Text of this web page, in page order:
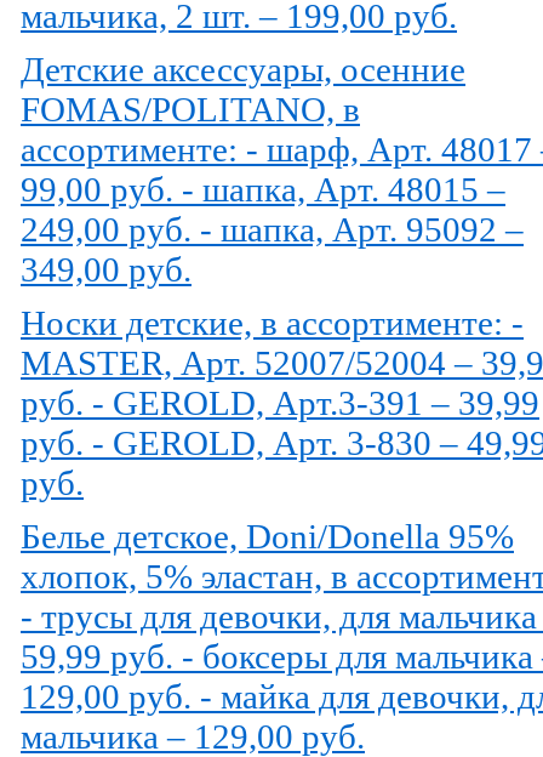
мальчика, 2 шт. – 199,00 руб.
Детские аксессуары, осенние
FOMAS/POLITANO, в
ассортименте: - шарф, Арт. 48017
99,00 руб. - шапка, Арт. 48015 –
249,00 руб. - шапка, Арт. 95092 –
349,00 руб.
Носки детские, в ассортименте: -
MASTER, Арт. 52007/52004 –
руб. - GEROLD, Арт.3-391 – 39,99
руб. - GEROLD, Арт. 3-830 –
руб.
Белье детское, Doni/Donella 95%
хлопок, 5% эластан, в
- трусы для девочки, для
59,99 руб. - боксеры для мальчика
129,00 руб. - майка для девочки,
мальчика – 129,00 руб.